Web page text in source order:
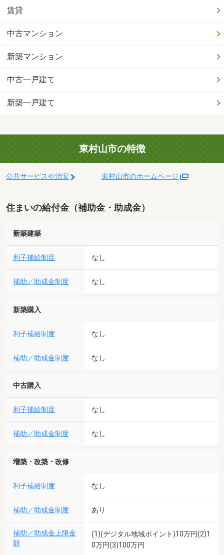
賃貸
中古マンション
新築マンション
中古一戸建て
新築一戸建て
東村山市の特徴
公共サービスや治安 東村山市のホームページ
住まいの給付金（補助金・助成金）
新築建築
利子補給制度 なし
補助／助成金制度 なし
新築購入
利子補給制度 なし
補助／助成金制度 なし
中古購入
利子補給制度 なし
補助／助成金制度 なし
増築・改築・改修
利子補給制度 なし
補助／助成金制度 あり
補助／助成金上限金
額
(1)(デジタル地域ポイント)10万円(2)1
0万円(3)100万円